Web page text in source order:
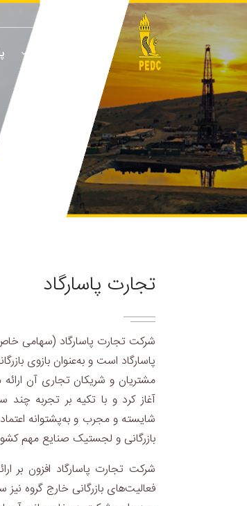
تجارت پاسارگاد
شرکت تجارت پاسارگاد (سهامی
پاسارگاد است و به‌عنوان بازوی
آغاز کرد و با تکیه بر تجربه چند
شایسته و مجرب و به‌پشتوانه
بازرگانی و لجستیک صنایع مهم
شرکت تجارت پاسارگاد افزون بر
فعالیت‌های بازرگانی خارج گروه